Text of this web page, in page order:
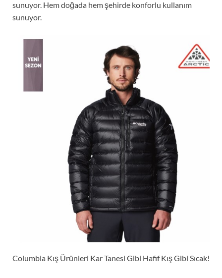
sunuyor. Hem doğada hem şehirde konforlu kullanım
sunuyor.
Columbia Kış Ürünleri Kar Tanesi Gibi Hafif Kış Gibi Sıcak!